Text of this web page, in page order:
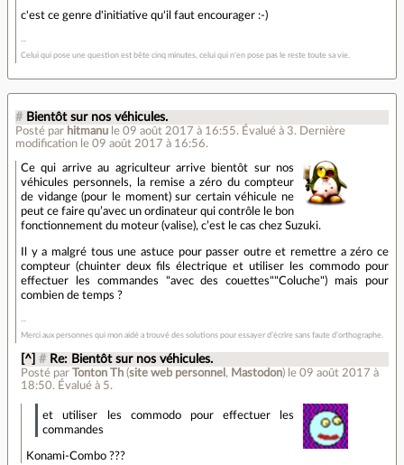
c'est ce genre d'initiative qu'il faut encourager :-)
Celui qui pose une question est bête cinq minutes, celui qui n'en pose pas le reste toute sa vie.
# Bientôt sur nos véhicules.
Posté par hitmanu le 09 août 2017 à 16:55. Évalué à 3. Dernière
modification le 09 août 2017 à 16:56.
Ce qui arrive au agriculteur arrive bientôt sur nos
véhicules personnels, la remise a zéro du compteur
de vidange (pour le moment) sur certain véhicule ne
peut ce faire qu’avec un ordinateur qui contrôle le bon
fonctionnement du moteur (valise), c’est le cas chez Suzuki.
Il y a malgré tous une astuce pour passer outre et remettre a zéro ce
compteur (chuinter deux fils électrique et utiliser les commodo pour
effectuer les commandes "avec des couettes""Coluche") mais pour
combien de temps ?
Merci aux personnes qui mon aidé a trouvé des solutions pour essayer d’écrire sans faute d’orthographe.
[^] # Re: Bientôt sur nos véhicules.
Posté parTonton Th (site web personnel , Mastodon) le 09 août 2017 à
18:50. Évalué à 5.
et utiliser les commodo pour effectuer les
commandes
Konami-Combo ???